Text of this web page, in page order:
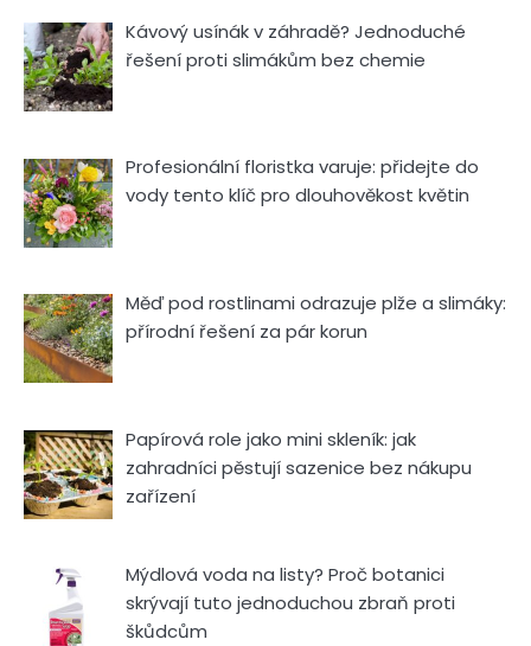
Kávový usínák v záhradě? Jednoduché
řešení proti slimákům bez chemie
Profesionální floristka varuje: přidejte do
vody tento klíč pro dlouhověkost květin
Měď pod rostlinami odrazuje plže a slimáky:
přírodní řešení za pár korun
Papírová role jako mini skleník: jak
zahradníci pěstují sazenice bez nákupu
zařízení
Mýdlová voda na listy? Proč botanici
skrývají tuto jednoduchou zbraň proti
škůdcům